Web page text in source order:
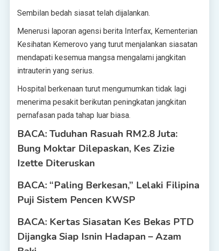
Sembilan bedah siasat telah dijalankan.
Menerusi laporan agensi berita Interfax, Kementerian
Kesihatan Kemerovo yang turut menjalankan siasatan
mendapati kesemua mangsa mengalami jangkitan
intrauterin yang serius.
Hospital berkenaan turut mengumumkan tidak lagi
menerima pesakit berikutan peningkatan jangkitan
pernafasan pada tahap luar biasa.
BACA: Tuduhan Rasuah RM2.8 Juta:
Bung Moktar Dilepaskan, Kes Zizie
Izette Diteruskan
BACA: “Paling Berkesan,” Lelaki Filipina
Puji Sistem Pencen KWSP
BACA: Kertas Siasatan Kes Bekas PTD
Dijangka Siap Isnin Hadapan – Azam